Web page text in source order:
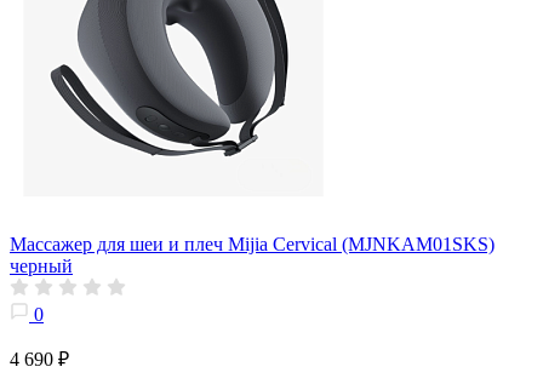
Массажер для шеи и плеч Mijia Cervical (MJNKAM01SKS)
черный
0
4 690 ₽